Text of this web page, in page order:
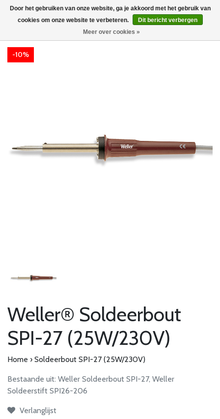
-10%
Weller® Soldeerbout
SPI-27 (25W/230V)
Home › Soldeerbout SPI-27 (25W/230V)
Bestaande uit: Weller Soldeerbout SPI-27, Weller
Soldeerstift SPI26-206
Verlanglijst
Door het gebruiken van onze website, ga je akkoord met het gebruik van
cookies om onze website te verbeteren.
Dit bericht verbergen
Meer over cookies »